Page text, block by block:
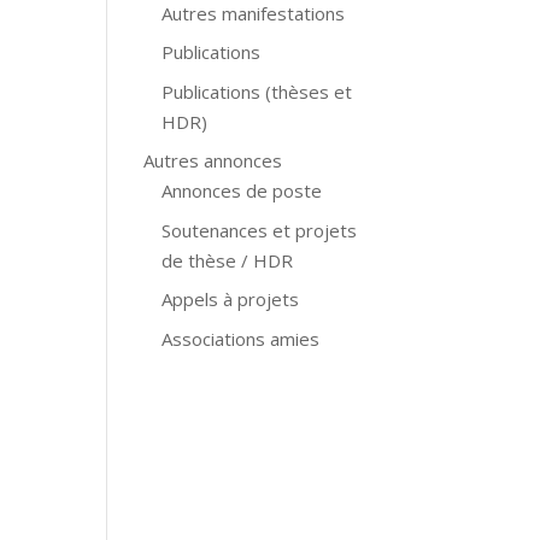
Autres manifestations
Publications
Publications (thèses et
HDR)
Autres annonces
Annonces de poste
Soutenances et projets
de thèse / HDR
Appels à projets
Associations amies